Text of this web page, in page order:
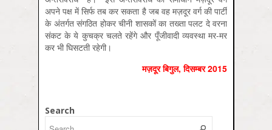
अपने पक्ष में सिर्फ तब कर सकता है जब वह मज़दूर वर्ग की पार्टी
के अंतर्गत संगठित होकर चीनी शासकों का तख्ता पलट दे वरना
संकट के ये कुचक्र चलते रहेंगे और पूँजीवादी व्यवस्था मर-मर
कर भी घिसटती रहेगी।
मज़दूर बिगुल,दिसम्‍बर2015
Search